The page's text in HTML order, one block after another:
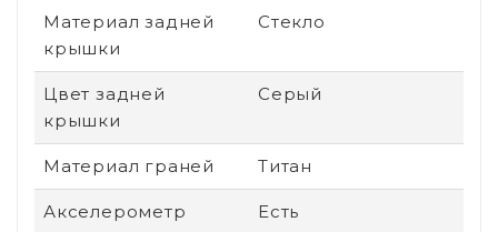
Материал задней
крышки
Стекло
Цвет задней
крышки
Серый
Материал граней Титан
Акселерометр Есть